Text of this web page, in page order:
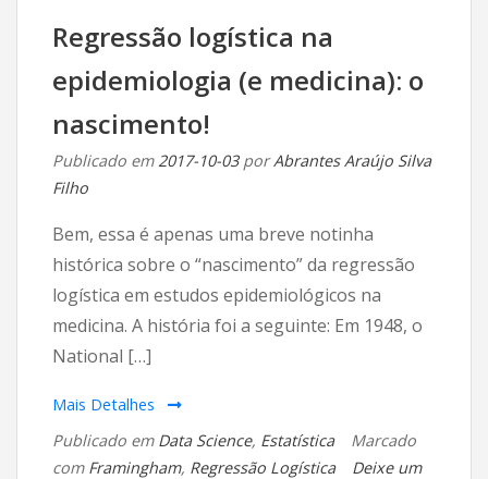
Regressão logística na
epidemiologia (e medicina): o
nascimento!
Publicado em2017-10-03porAbrantes Araújo Silva
Filho
Bem, essa é apenas uma breve notinha
histórica sobre o “nascimento” da regressão
logística em estudos epidemiológicos na
medicina. A história foi a seguinte: Em 1948, o
National […]
Mais Detalhes
Publicado em Data Science, Estatística
Marcado
com Framingham, Regressão Logística
Deixe um